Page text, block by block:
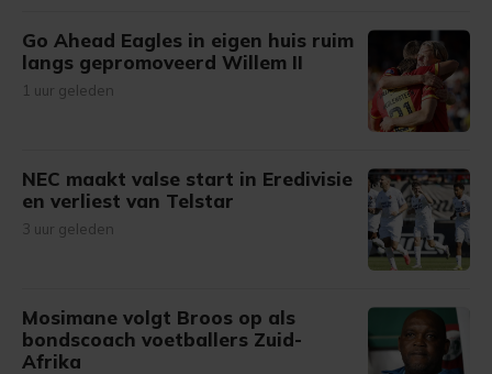
Go Ahead Eagles in eigen huis ruim
langs gepromoveerd Willem II
1 uur geleden
NEC maakt valse start in Eredivisie
en verliest van Telstar
3 uur geleden
Mosimane volgt Broos op als
bondscoach voetballers Zuid-
Afrika